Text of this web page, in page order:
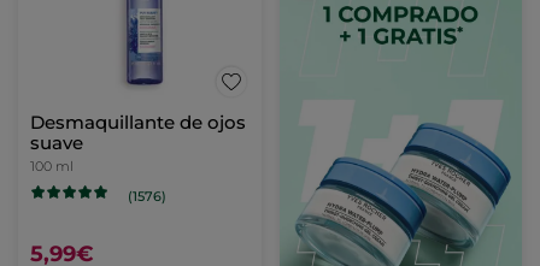
Desmaquillante de ojos
suave
100 ml
(1576)
5,99€